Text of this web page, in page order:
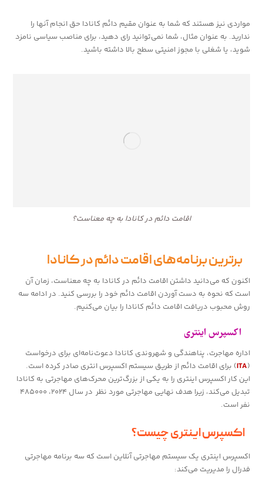
مواردی نیز هستند که شما به عنوان مقیم دائم کانادا حق انجام آنها را
ندارید. به عنوان مثال، شما نمی‌توانید رای دهید، برای مناصب سیاسی نامزد
شوید، یا شغلی با مجوز امنیتی سطح بالا داشته باشید.
اقامت دائم در کانادا به چه معناست؟
برترین برنامه‌های اقامت دائم در کانادا
اکنون که می‌دانید داشتن اقامت دائم در کانادا به چه معناست، زمان آن
است که نحوه به دست آوردن اقامت دائم خود را بررسی کنید. در ادامه سه ​​
روش محبوب دریافت اقامت دائم کانادا را بیان می‌کنیم.
اکسپرس اینتری
اداره مهاجرت، پناهندگی و شهروندی کانادا دعوت‌نامه‌ای برای درخواست
(
ITA) برای اقامت دائم از طریق سیستم اکسپرس انتری صادر کرده است.
این کار اکسپرس اینتری را به یکی از بزرگ‌ترین محرک‌های مهاجرتی به کانادا
تبدیل می‌کند، زیرا هدف نهایی مهاجرتی مورد نظر در سال ۲۰۲۴، ۴۸۵۰۰۰
نفر است.
اکسپرس اینتری چیست؟
اکسپرس اینتری یک سیستم مهاجرتی آنلاین است که سه برنامه مهاجرتی
فدرال را مدیریت می‌کند: